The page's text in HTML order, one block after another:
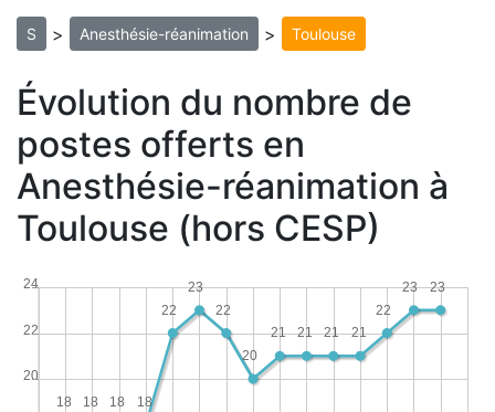
S > Anesthésie-réanimation > Toulouse
Évolution du nombre de
postes offerts en
Anesthésie-réanimation à
Toulouse (hors CESP)
20
22
24 23
23
22
21
21
21
21
20
22
23
22
18
18
18
18